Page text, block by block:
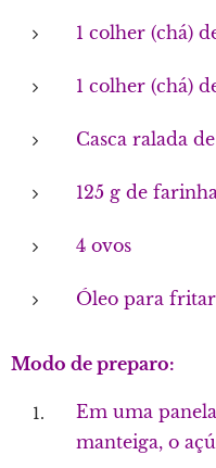
1 colher (chá)
1 colher (chá)
Casca ralada
125 g de
4 ovos
Óleo para fritar
Modo de preparo:
Em uma
manteiga, o